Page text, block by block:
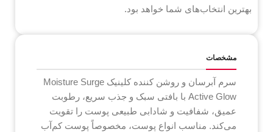
بهترین انتخاب‌های شما خواهد بود.
مشخصات
سرم آبرسان و روشن کننده کلینیک Moisture Surge
Active Glow با بافتی سبک و جذب سریع، رطوبت
عمیق، شفافیت و شادابی طبیعی پوست را تقویت
می‌کند. مناسب انواع پوست، مخصوصاً پوست کم‌آب